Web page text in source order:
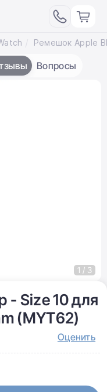
Вопросы
- Size 10 для
(MYT62)
Оценить
1 / 3